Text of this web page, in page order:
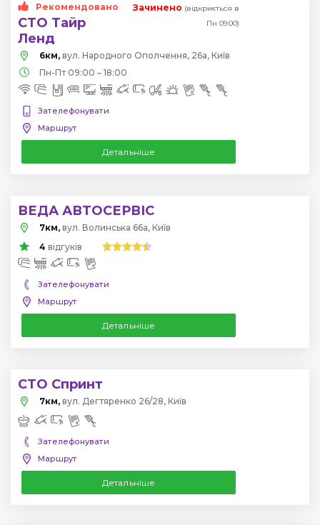
Рекомендовано
СТО Тайр
Ленд
Зачинено (відкриється в
Пн 09:00)
6км, вул. Народного Ополчення, 26а, Київ
Пн-Пт 09:00 – 18:00
Зателефонувати
Маршрут
Детальніше
ВЕДА АВТОСЕРВІС
7км, вул. Волинська 66а, Київ
4 відгуків
Зателефонувати
Маршрут
Детальніше
СТО Спринт
7км, вул. Дегтяренко 26/28, Київ
Зателефонувати
Маршрут
Детальніше